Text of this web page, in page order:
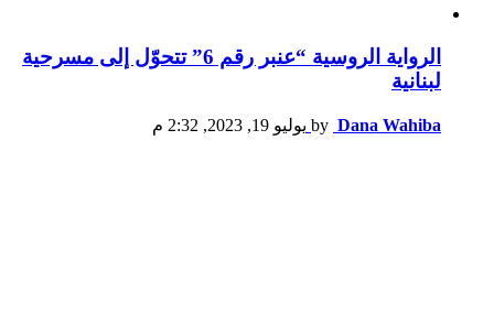
الرواية الروسية “عنبر رقم 6” تتحوّل إلى مسرحية
لبنانية
by Dana Wahiba يوليو 19, 2023, 2:32 م